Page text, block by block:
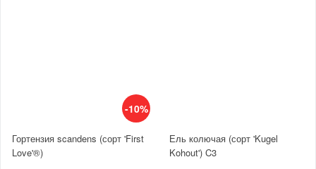
-10%
Гортензия scandens (сорт 'First
Love'®)
Ель колючая (сорт 'Kugel
Kohout') C3